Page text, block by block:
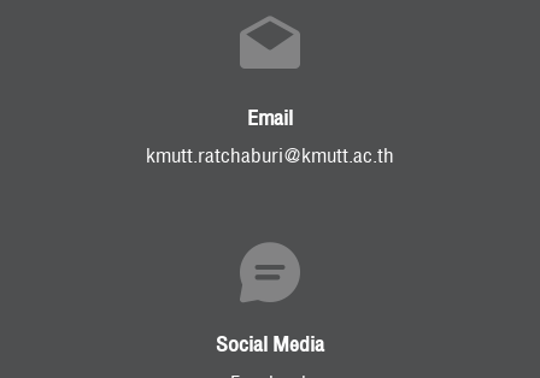
Email
kmutt.ratchaburi@kmutt.ac.th
Social Media